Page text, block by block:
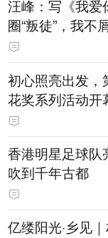
汪峰：写《我
圈“叛徒”，我不
初心照亮出发
花奖系列活动开
香港明星足球队
吹到千年古都
亿缕阳光·乡见